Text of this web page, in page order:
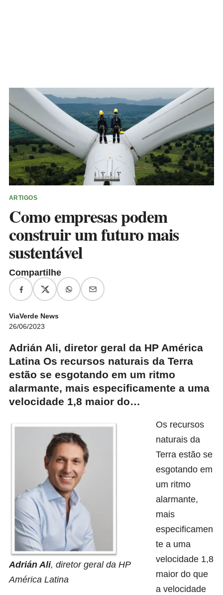
ARTIGOS
Como empresas podem
construir um futuro mais
sustentável
Compartilhe
ViaVerde News
26/06/2023
Adrián Ali, diretor geral da HP América
Latina Os recursos naturais da Terra
estão se esgotando em um ritmo
alarmante, mais especificamente a uma
velocidade 1,8 maior do…
Adrián Ali, diretor geral da HP
América Latina
Os recursos
naturais da
Terra estão se
esgotando em
um ritmo
alarmante,
mais
especificamen
te a uma
velocidade 1,8
maior do que
a velocidade